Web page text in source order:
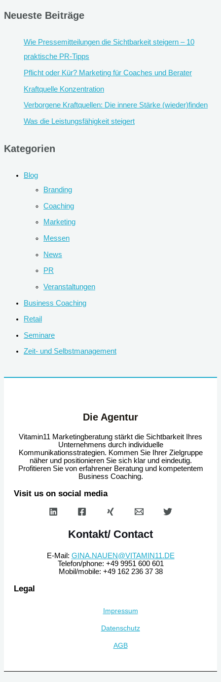
Neueste Beiträge
Wie Pressemitteilungen die Sichtbarkeit steigern – 10
praktische PR-Tipps
Pflicht oder Kür? Marketing für Coaches und Berater
Kraftquelle Konzentration
Verborgene Kraftquellen: Die innere Stärke (wieder)finden
Was die Leistungsfähigkeit steigert
Kategorien
Blog
Branding
Coaching
Marketing
Messen
News
PR
Veranstaltungen
Business Coaching
Retail
Seminare
Zeit- und Selbstmanagement
Die Agentur
Vitamin11 Marketingberatung stärkt die Sichtbarkeit Ihres
Unternehmens durch individuelle
Kommunikationsstrategien. Kommen Sie Ihrer Zielgruppe
näher und positionieren Sie sich klar und eindeutig.
Profitieren Sie von erfahrener Beratung und kompetentem
Business Coaching.
Visit us on social media
Kontakt/ Contact
E-Mail: GINA.NAUEN@VITAMIN11.DE
Telefon/phone: +49 9951 600 601
Mobil/mobile: +49 162 236 37 38
Legal
Impressum
Datenschutz
AGB